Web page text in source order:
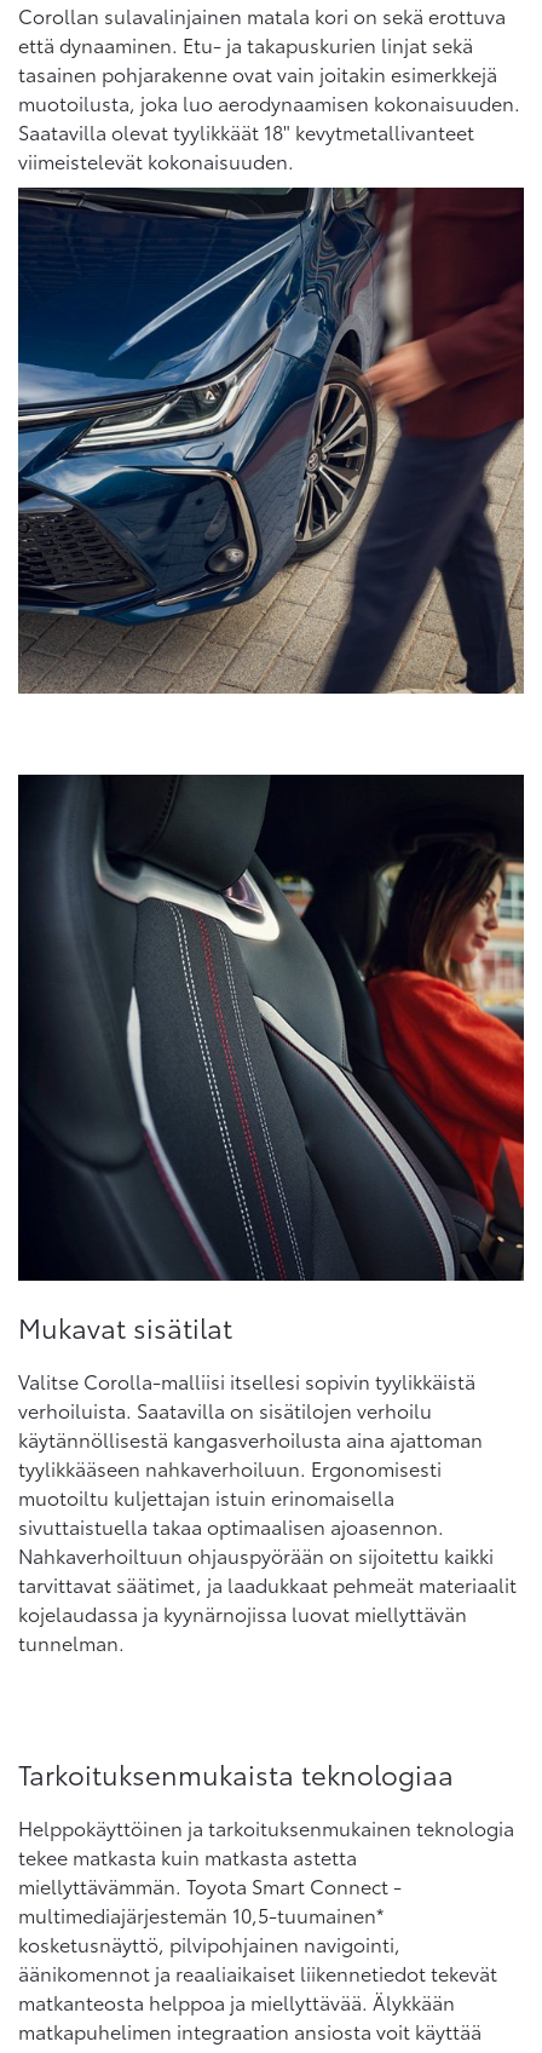
Corollan sulavalinjainen matala kori on sekä erottuva
että dynaaminen. Etu- ja takapuskurien linjat sekä
tasainen pohjarakenne ovat vain joitakin esimerkkejä
muotoilusta, joka luo aerodynaamisen kokonaisuuden.
Saatavilla olevat tyylikkäät 18" kevytmetallivanteet
viimeistelevät kokonaisuuden.
Mukavat sisätilat
Valitse Corolla-malliisi itsellesi sopivin tyylikkäistä
verhoiluista. Saatavilla on sisätilojen verhoilu
käytännöllisestä kangasverhoilusta aina ajattoman
tyylikkääseen nahkaverhoiluun. Ergonomisesti
muotoiltu kuljettajan istuin erinomaisella
sivuttaistuella takaa optimaalisen ajoasennon.
Nahkaverhoiltuun ohjauspyörään on sijoitettu kaikki
tarvittavat säätimet, ja laadukkaat pehmeät materiaalit
kojelaudassa ja kyynärnojissa luovat miellyttävän
tunnelman.
Tarkoituksenmukaista teknologiaa
Helppokäyttöinen ja tarkoituksenmukainen teknologia
tekee matkasta kuin matkasta astetta
miellyttävämmän. Toyota Smart Connect -
multimediajärjestemän 10,5-tuumainen*
kosketusnäyttö, pilvipohjainen navigointi,
äänikomennot ja reaaliaikaiset liikennetiedot tekevät
matkanteosta helppoa ja miellyttävää. Älykkään
matkapuhelimen integraation ansiosta voit käyttää